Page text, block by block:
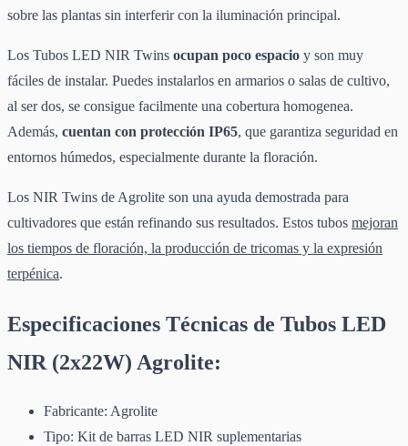
sobre las plantas sin interferir con la iluminación principal.
Los Tubos LED NIR Twins ocupan poco espacio y son muy
fáciles de instalar. Puedes instalarlos en armarios o salas de cultivo,
al ser dos, se consigue facilmente una cobertura homogenea.
Además, cuentan con protección IP65, que garantiza seguridad en
entornos húmedos, especialmente durante la floración.
Los NIR Twins de Agrolite son una ayuda demostrada para
cultivadores que están refinando sus resultados. Estos tubos mejoran
los tiempos de floración, la producción de tricomas y la expresión
terpénica.
Especificaciones Técnicas de Tubos LED
NIR (2x22W) Agrolite:
Fabricante: Agrolite
Tipo: Kit de barras LED NIR suplementarias